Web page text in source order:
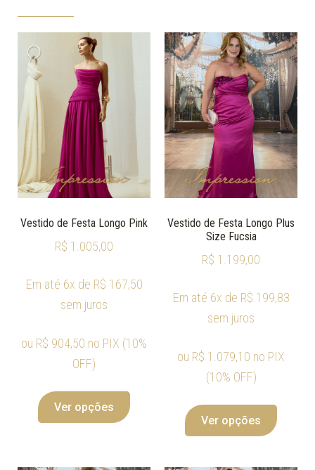
Vestido de Festa Longo Pink
R$ 1.005,00
Em até 6x de R$ 167,50
sem juros
ou R$ 904,50 no PIX (10%
OFF)
Ver opções
Vestido de Festa Longo Plus
Size Fucsia
R$ 1.199,00
Em até 6x de R$ 199,83
sem juros
ou R$ 1.079,10 no PIX
(10% OFF)
Ver opções